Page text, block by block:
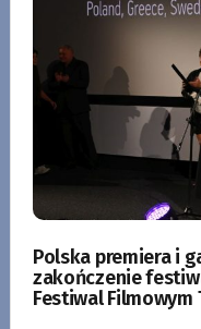
Polska premiera i
zakończenie
Festiwal Filmowym